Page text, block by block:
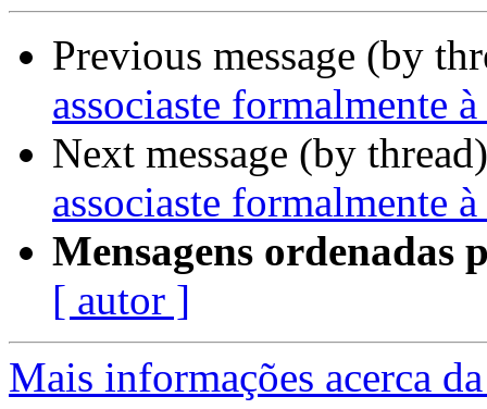
Previous message (by
associaste formalmente
Next message (by
associaste formalmente
Mensagens ordenadas
[ autor ]
Mais informações acerca